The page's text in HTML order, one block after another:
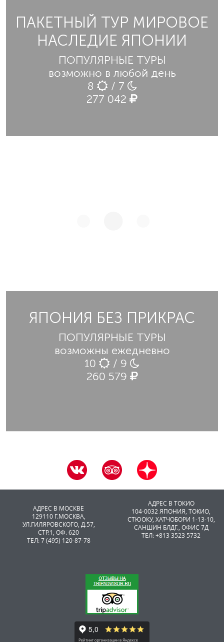
ПАКЕТНЫЙ ТУР МИРОВОЕ
НАСЛЕДИЕ ЯПОНИИ
ПОПУЛЯРНЫЕ ТУРЫ
возможно в любой день
8
/ 7
277 042
ЯПОНИЯ БЕЗ ПРИКРАС
ПОПУЛЯРНЫЕ ТУРЫ
возможны ежедневно
10
/ 9
260 579
АДРЕС В МОСКВЕ
129110 Г.МОСКВА,
УЛ.ГИЛЯРОВСКОГО, Д.57,
СТР.1, ОФ. 620
ТЕЛ: 7 (495) 120-87-78
АДРЕС В ТОКИО
104-0032 ЯПОНИЯ, ТОКИО,
CТЮОКУ, ХАТЧОБОРИ 1-13-10,
САНШИН БЛДГ., ОФИС 7Д
ТЕЛ: +813 3523 5732